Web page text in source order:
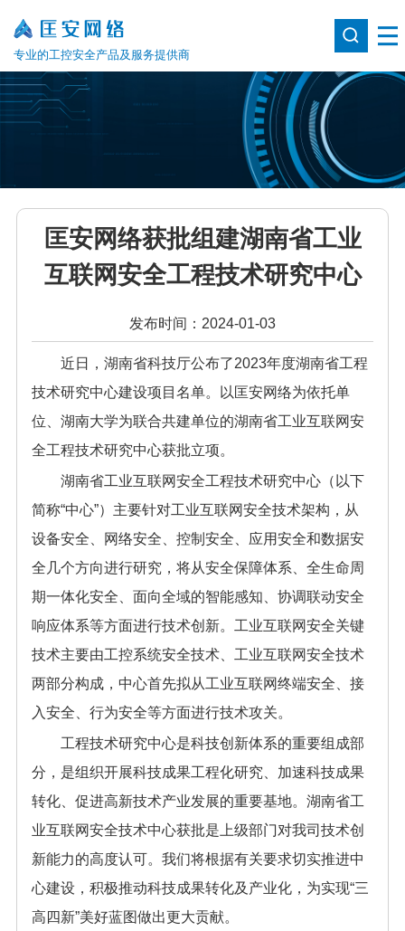
专业的工控安全产品及服务提供商
匡安网络获批组建湖南省工业
互联网安全工程技术研究中心
发布时间：2024-01-03
近日，湖南省科技厅公布了2023年度湖南省工程
技术研究中心建设项目名单。以匡安网络为依托单
位、湖南大学为联合共建单位的湖南省工业互联网安
全工程技术研究中心获批立项。
湖南省工业互联网安全工程技术研究中心（以下
简称“中心”）主要针对工业互联网安全技术架构，从
设备安全、网络安全、控制安全、应用安全和数据安
全几个方向进行研究，将从安全保障体系、全生命周
期一体化安全、面向全域的智能感知、协调联动安全
响应体系等方面进行技术创新。工业互联网安全关键
技术主要由工控系统安全技术、工业互联网安全技术
两部分构成，中心首先拟从工业互联网终端安全、接
入安全、行为安全等方面进行技术攻关。
工程技术研究中心是科技创新体系的重要组成部
分，是组织开展科技成果工程化研究、加速科技成果
转化、促进高新技术产业发展的重要基地。湖南省工
业互联网安全技术中心获批是上级部门对我司技术创
新能力的高度认可。我们将根据有关要求切实推进中
心建设，积极推动科技成果转化及产业化，为实现“三
高四新”美好蓝图做出更大贡献。